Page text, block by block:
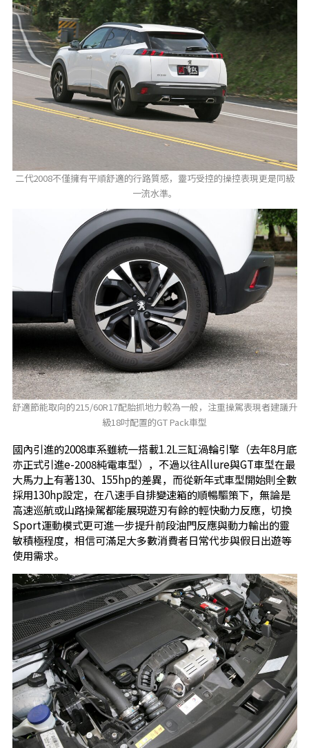
二代2008不僅擁有平順舒適的行路質感，靈巧受控的操控表現更是同級
一流水準。
舒適節能取向的215/60R17配胎抓地力較為一般，注重操駕表現者建議升
級18吋配置的GT Pack車型
國內引進的2008車系雖統一搭載1.2L三缸渦輪引擎（去年8月底
亦正式引進e-2008純電車型），不過以往Allure與GT車型在最
大馬力上有著130、155hp的差異，而從新年式車型開始則全數
採用130hp設定，在八速手自排變速箱的順暢驅策下，無論是
高速巡航或山路操駕都能展現遊刃有餘的輕快動力反應，切換
Sport運動模式更可進一步提升前段油門反應與動力輸出的靈
敏積極程度，相信可滿足大多數消費者日常代步與假日出遊等
使用需求。